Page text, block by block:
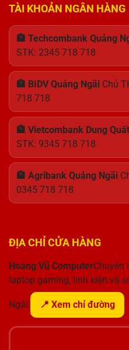
TÀI KHOẢN NGÂN HÀNG
🏦 Techcombank Quảng
STK: 2345 718 718
🏦 BIDV Quảng Ngãi Chủ
718 718
🏦 Vietcombank Dung Quất
STK: 9345 718 718
🏦 Agribank Quảng Ngãi
0345 718 718
ĐỊA CHỈ CỬA HÀNG
Hoàng Vũ ComputerChuyên
laptop gaming, linh kiện và
Ngãi. 📍 Xem chỉ đường